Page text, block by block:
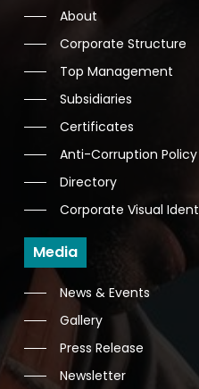
About
Corporate Structure
Top Management
Subsidiaries
Certificates
Anti-Corruption Policy
Directory
Corporate Visual
Media
News & Events
Gallery
Press Release
Newsletter